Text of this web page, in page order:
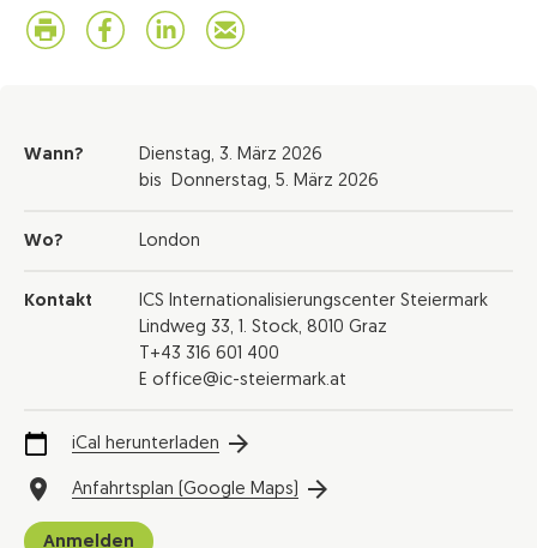
Wann? Dienstag, 3. März 2026
bis Donnerstag, 5. März 2026
Wo? London
Kontakt
ICS Internationalisierungscenter Steiermark
Lindweg 33, 1. Stock, 8010 Graz
T+43 316 601 400
E office@ic-steiermark.at
iCal herunterladen
Anfahrtsplan (Google Maps)
Anmelden